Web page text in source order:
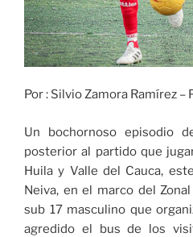
Por : Silvio Zamora Ramírez –
Un bochornoso episodio
posterior al partido que
Huila y Valle del Cauca,
Neiva, en el marco del
sub 17 masculino que
agredido el bus de los